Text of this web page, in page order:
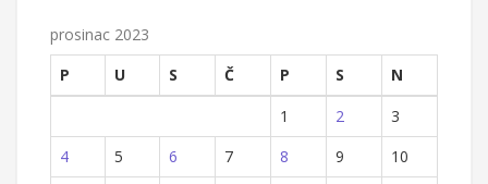
prosinac 2023
P
U S Č P S
N
1
2
3
4
5 6 7 8 9
10